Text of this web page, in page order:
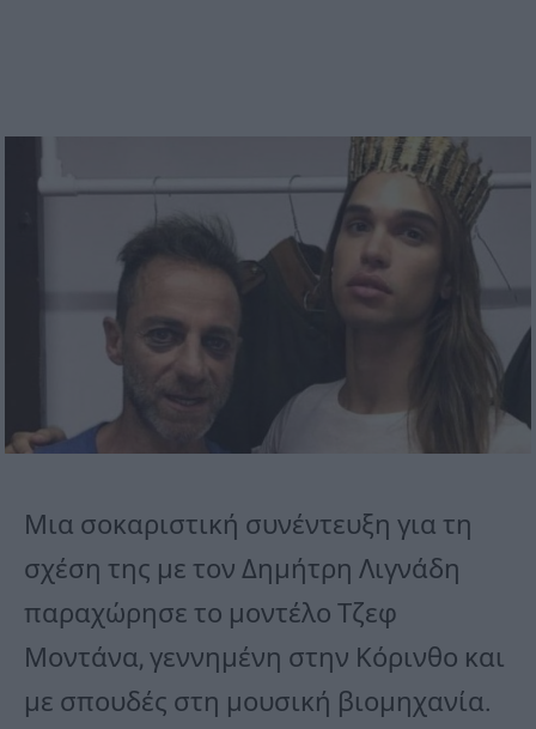
Μια σοκαριστική συνέντευξη για τη
σχέση της με τον Δημήτρη Λιγνάδη
παραχώρησε το μοντέλο Τζεφ
Μοντάνα, γεννημένη στην Κόρινθο και
με σπουδές στη μουσική βιομηχανία.